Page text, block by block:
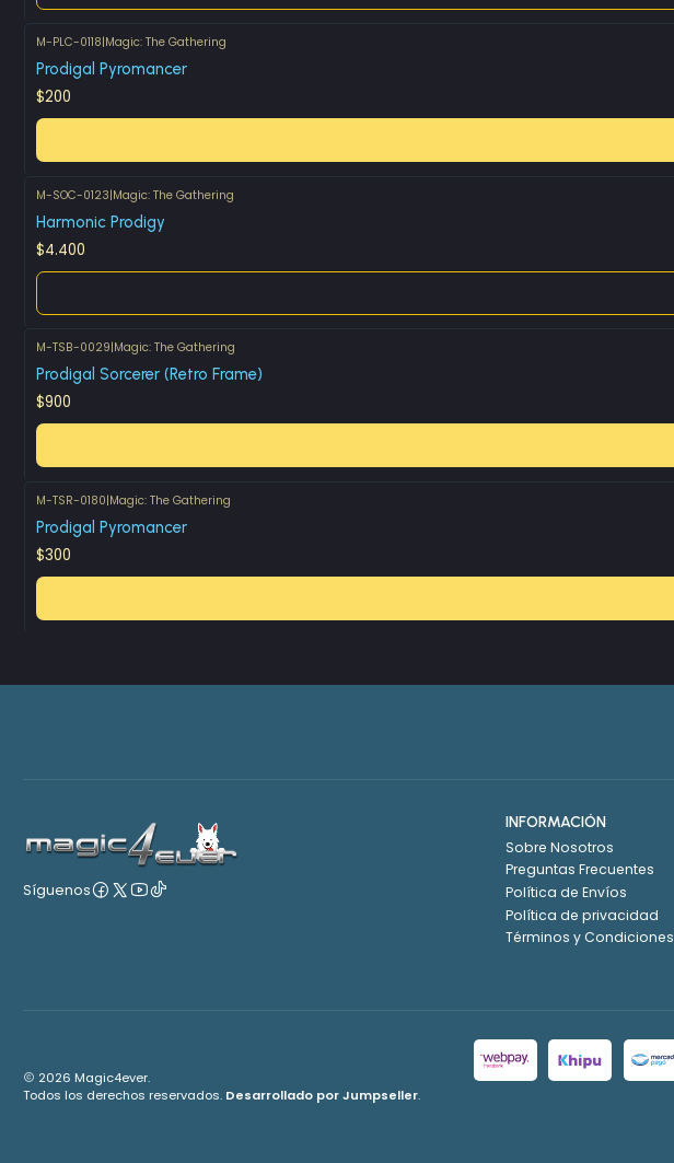
M-PLC-0118|Magic: The Gathering
Prodigal Pyromancer
$200
Agotado
M-SOC-0123|Magic: The Gathering
Harmonic Prodigy
$4.400
M-TSB-0029|Magic: The Gathering
Prodigal Sorcerer (Retro Frame)
$900
M-TSR-0180|Magic: The Gathering
Prodigal Pyromancer
$300
Síguenos
INFORMACIÓN
Sobre Nosotros
Preguntas Frecuentes
Política de Envíos
Política de privacidad
Términos y Condiciones
2026 Magic4ever.
Todos los derechos reservados. Desarrollado por Jumpseller.